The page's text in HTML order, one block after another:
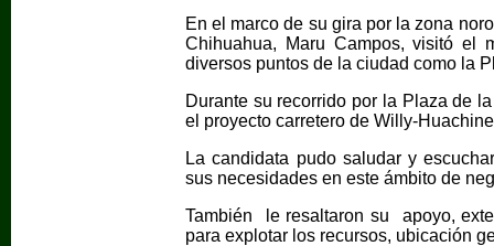
En el marco de su gira por la zona
Chihuahua, Maru Campos, visitó el
diversos puntos de la ciudad como la
Durante su recorrido por la Plaza de
el proyecto carretero de Willy-
La candidata pudo saludar y
sus necesidades en este ámbito de
También le resaltaron su apoyo,
para explotar los recursos, ubicación